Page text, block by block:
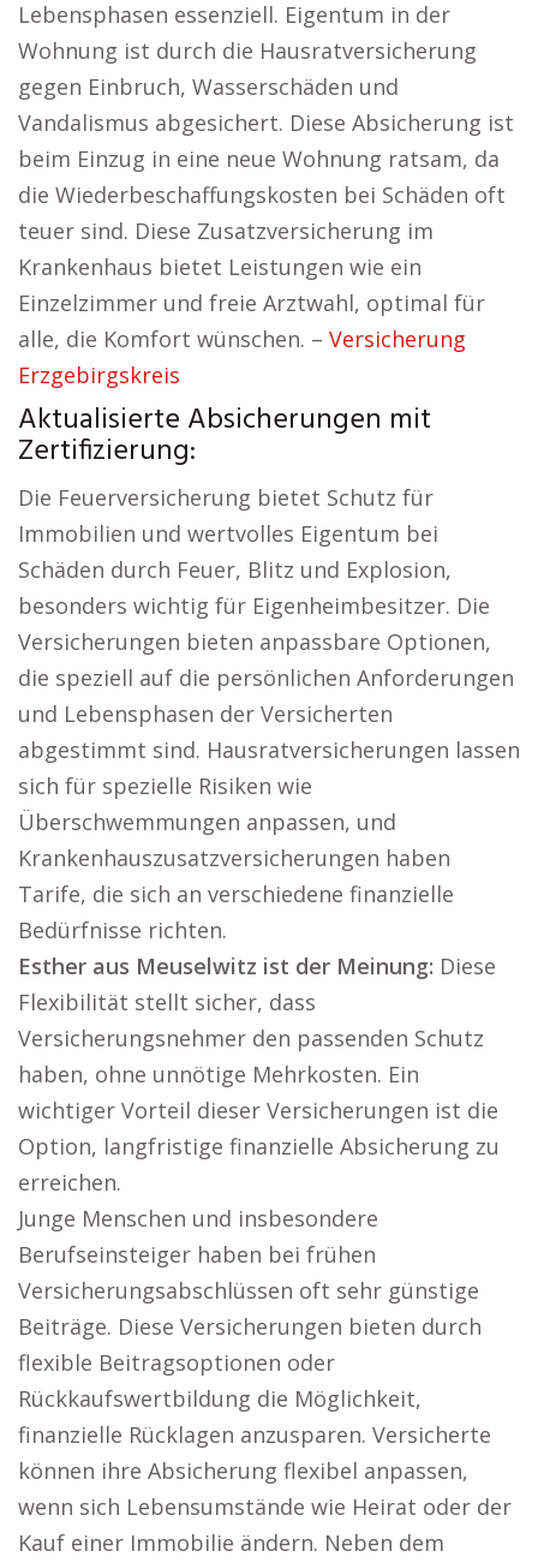
Lebensphasen essenziell. Eigentum in der
Wohnung ist durch die Hausratversicherung
gegen Einbruch, Wasserschäden und
Vandalismus abgesichert. Diese Absicherung ist
beim Einzug in eine neue Wohnung ratsam, da
die Wiederbeschaffungskosten bei Schäden oft
teuer sind. Diese Zusatzversicherung im
Krankenhaus bietet Leistungen wie ein
Einzelzimmer und freie Arztwahl, optimal für
alle, die Komfort wünschen. – Versicherung
Erzgebirgskreis
Aktualisierte Absicherungen mit
Zertifizierung:
Die Feuerversicherung bietet Schutz für
Immobilien und wertvolles Eigentum bei
Schäden durch Feuer, Blitz und Explosion,
besonders wichtig für Eigenheimbesitzer. Die
Versicherungen bieten anpassbare Optionen,
die speziell auf die persönlichen Anforderungen
und Lebensphasen der Versicherten
abgestimmt sind. Hausratversicherungen lassen
sich für spezielle Risiken wie
Überschwemmungen anpassen, und
Krankenhauszusatzversicherungen haben
Tarife, die sich an verschiedene finanzielle
Bedürfnisse richten.
Esther aus Meuselwitz ist der Meinung: Diese
Flexibilität stellt sicher, dass
Versicherungsnehmer den passenden Schutz
haben, ohne unnötige Mehrkosten. Ein
wichtiger Vorteil dieser Versicherungen ist die
Option, langfristige finanzielle Absicherung zu
erreichen.
Junge Menschen und insbesondere
Berufseinsteiger haben bei frühen
Versicherungsabschlüssen oft sehr günstige
Beiträge. Diese Versicherungen bieten durch
flexible Beitragsoptionen oder
Rückkaufswertbildung die Möglichkeit,
finanzielle Rücklagen anzusparen. Versicherte
können ihre Absicherung flexibel anpassen,
wenn sich Lebensumstände wie Heirat oder der
Kauf einer Immobilie ändern. Neben dem